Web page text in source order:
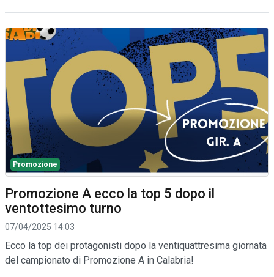
Promozione
Promozione A ecco la top 5 dopo il
ventottesimo turno
07/04/2025 14:03
Ecco la top dei protagonisti dopo la ventiquattresima giornata
del campionato di Promozione A in Calabria!